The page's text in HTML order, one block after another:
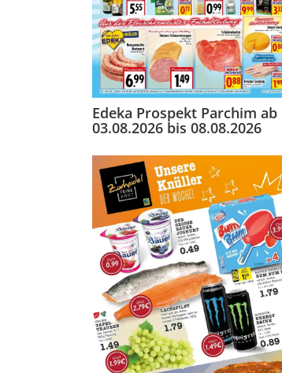
Edeka Prospekt Parchim ab
03.08.2026 bis 08.08.2026